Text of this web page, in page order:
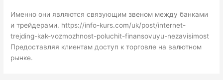
Именно они являются связующим звеном между банками
и трейдерами. https://info-kurs.com/uk/post/internet-
trejding-kak-vozmozhnost-poluchit-finansovuyu-nezavisimost
Предоставляя клиентам доступ к торговле на валютном
рынке.